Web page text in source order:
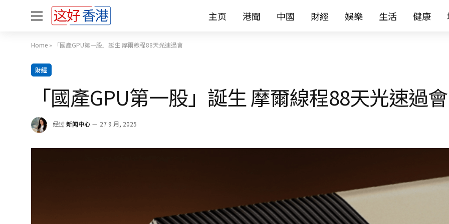
主页 港聞 中國 財經 娛樂 生活 健康
Home » 「國產GPU第一股」誕生 摩爾線程88天光速過會
財經
「國產GPU第一股」誕生 摩爾線程88天光速過會
经过 新闻中心 27 9 月, 2025